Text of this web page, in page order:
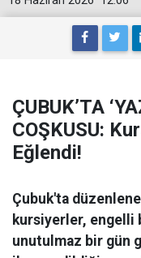
ÇUBUK’TA
COŞKUSU:
Eğlendi!
Çubuk'ta
kursiyerler, engelli
unutulmaz bir gün